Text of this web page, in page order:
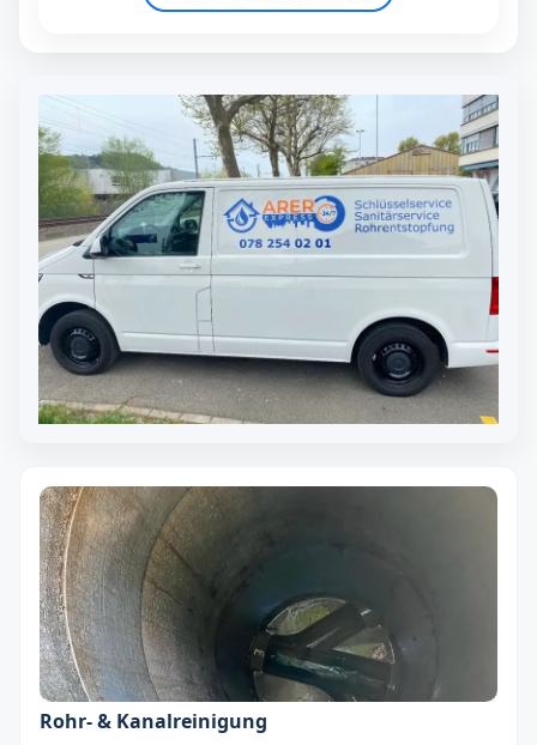
Rohr- & Kanalreinigung